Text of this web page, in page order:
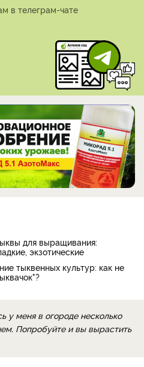
в телеграм-чате
для выращивания:
экзотические
тыквенных культур: как не
у меня в огороде несколько
Попробуйте и вы вырастить